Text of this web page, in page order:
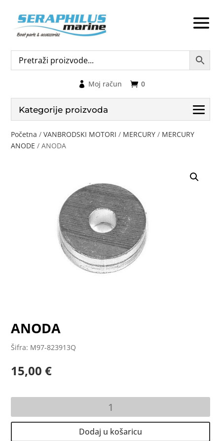
0
Moj račun
Kategorije proizvoda
Početna /VANBRODSKI MOTORI / MERCURY / MERCURY
ANODE / ANODA
ANODA
Šifra: M97-823913Q
15,00€
Dodaj u košaricu